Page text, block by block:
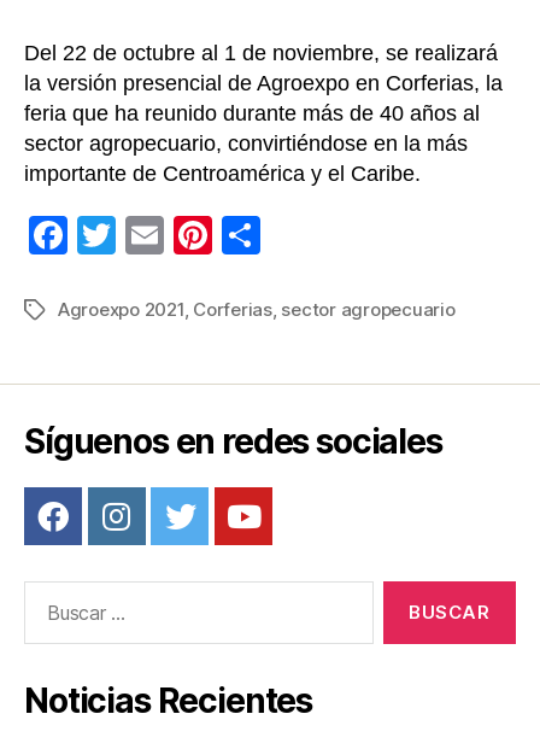
Del 22 de octubre al 1 de noviembre, se realizará
la versión presencial de Agroexpo en Corferias, la
feria que ha reunido durante más de 40 años al
sector agropecuario, convirtiéndose en la más
importante de Centroamérica y el Caribe.
F
c
b
o
o
k
T
tt
E
ail
Pi
er
st
m
ar
tir
Etiquetas
Agroexpo 2021, Corferias, sector agropecuario
Síguenos en redes sociales
Noticias Recientes